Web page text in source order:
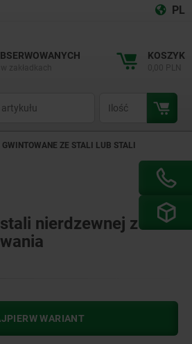
PL
KOSZYK
ZE STALI LUB STALI
nierdzewnej z
WARIANT